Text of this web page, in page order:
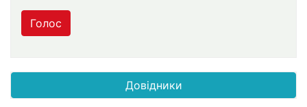
Голос
Довідники